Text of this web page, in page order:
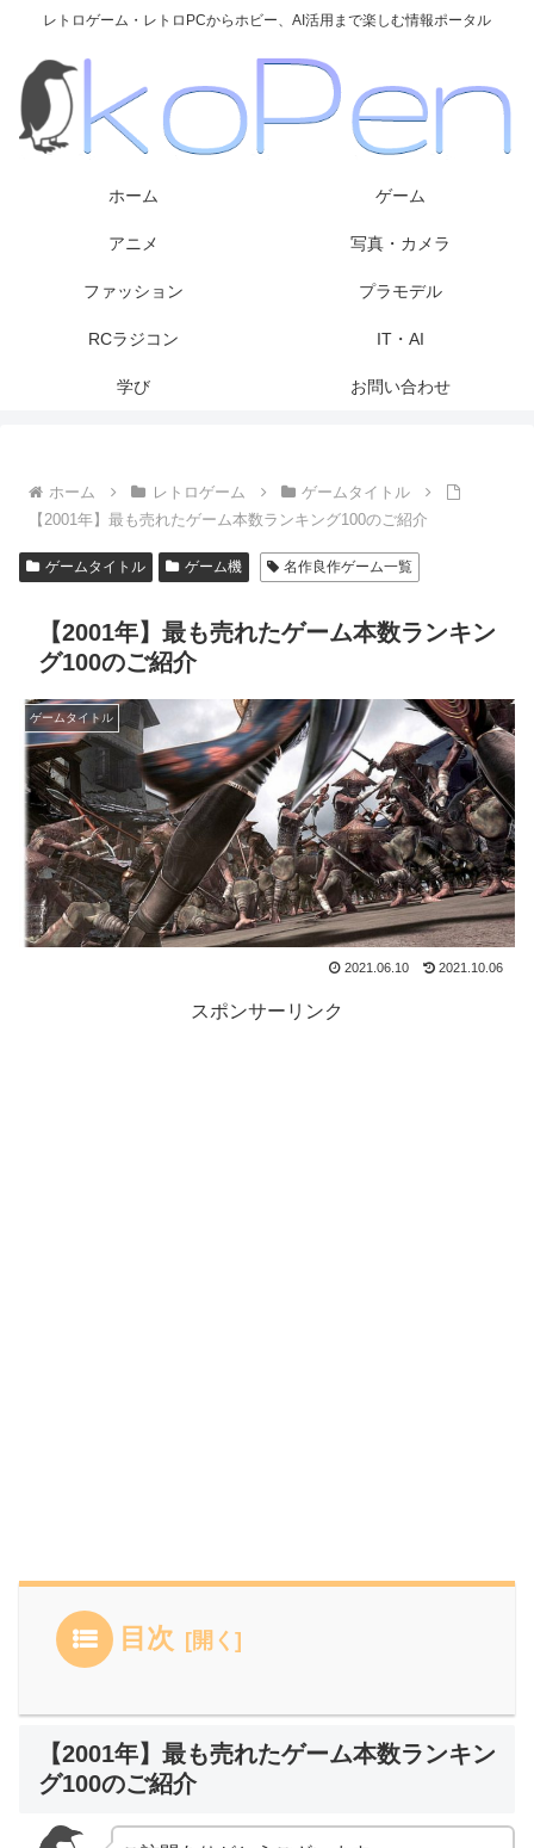
レトロゲーム・レトロPCからホビー、AI活用まで楽しむ情報ポータル
ホーム ゲーム
アニメ 写真・カメラ
ファッション プラモデル
RCラジコン IT・AI
学び お問い合わせ
ホーム レトロゲーム
ゲームタイトル
【2001年】最も売れたゲーム本数ランキング100のご紹介
ゲームタイトル ゲーム機 名作良作ゲーム一覧
【2001年】最も売れたゲーム本数ランキン
グ100のご紹介
ゲームタイトル
2021.06.10 2021.10.06
スポンサーリンク
目次
【2001年】最も売れたゲーム本数ランキン
グ100のご紹介